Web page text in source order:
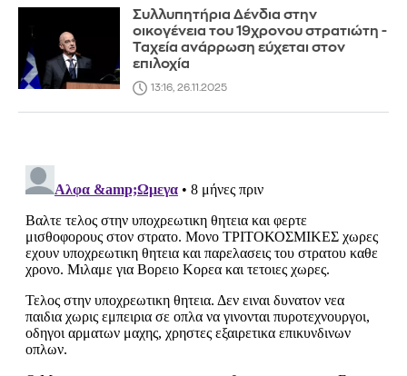
Συλλυπητήρια Δένδια στην
οικογένεια του 19χρονου στρατιώτη -
Ταχεία ανάρρωση εύχεται στον
επιλοχία
13:16, 26.11.2025